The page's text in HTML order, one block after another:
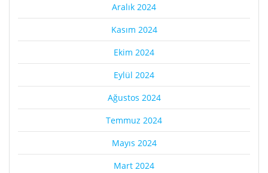
Aralık 2024
Kasım 2024
Ekim 2024
Eylül 2024
Ağustos 2024
Temmuz 2024
Mayıs 2024
Mart 2024